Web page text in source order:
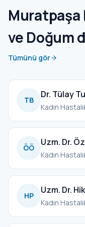
Muratpaşa
ve Doğum
Tümünü gör
TB
Dr. Tülay
Kadın
ÖÖ
Uzm. Dr.
Kadın
HP
Uzm. Dr.
Kadın